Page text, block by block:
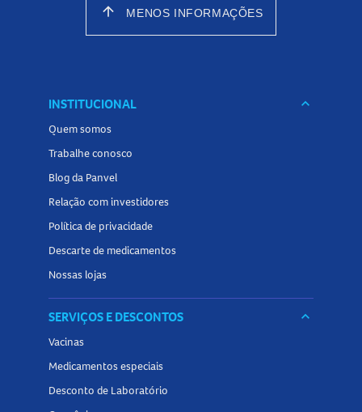
arrow_upward MENOS INFORMAÇÕES
INSTITUCIONAL keyboard_arrow_down
Quem somos
Trabalhe conosco
Blog da Panvel
Relação com investidores
Política de privacidade
Descarte de medicamentos
Nossas lojas
SERVIÇOS E DESCONTOS keyboard_arrow_down
Vacinas
Medicamentos especiais
Desconto de Laboratório